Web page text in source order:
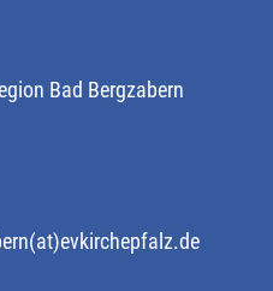
Bad Bergzabern